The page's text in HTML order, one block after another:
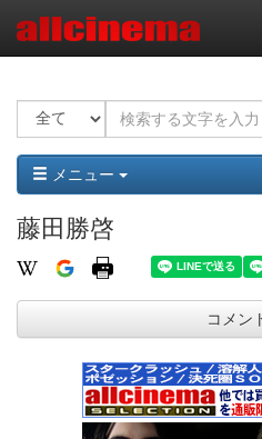
メニュー
藤田勝啓
コメン